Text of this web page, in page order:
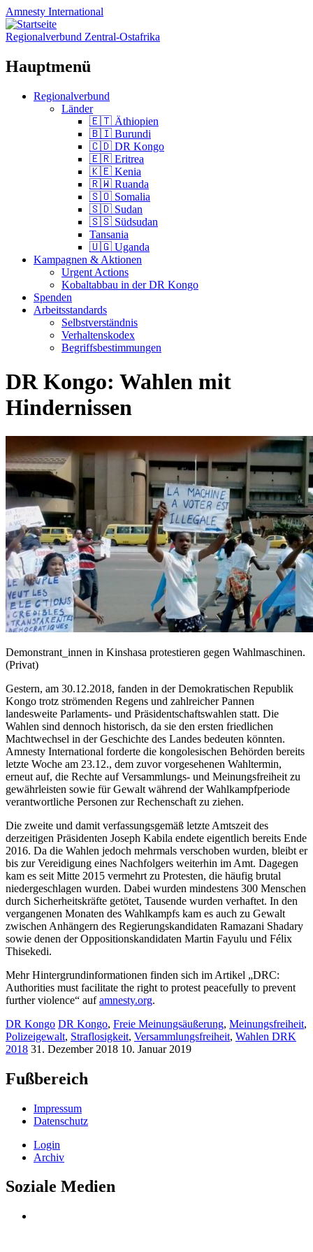
Amnesty International
Regionalverbund Zentral-Ostafrika
Hauptmenü
Zum
Regionalverbund
Länder
🇪🇹 Äthiopien
🇧🇮 Burundi
🇨🇩 DR Kongo
🇪🇷 Eritrea
🇰🇪 Kenia
🇷🇼 Ruanda
🇸🇴 Somalia
🇸🇩 Sudan
🇸🇸 Südsudan
Tansania
🇺🇬 Uganda
Kampagnen & Aktionen
Urgent Actions
Kobaltabbau in der DR Kongo
Spenden
Arbeitsstandards
Selbstverständnis
Verhaltenskodex
Begriffsbestimmungen
DR Kongo: Wahlen mit
Hindernissen
Demonstrant_innen in Kinshasa protestieren gegen Wahlmaschinen.
(Privat)
Gestern, am 30.12.2018, fanden in der Demokratischen Republik
Kongo trotz strömenden Regens und zahlreicher Pannen
landesweite Parlaments- und Präsidentschaftswahlen statt. Die
Wahlen sind dennoch historisch, da sie den ersten friedlichen
Machtwechsel in der Geschichte des Landes bedeuten könnten.
Amnesty International forderte die kongolesischen Behörden bereits
letzte Woche am 23.12., dem zuvor vorgesehenen Wahltermin,
erneut auf, die Rechte auf Versammlungs- und Meinungsfreiheit zu
gewährleisten sowie für Gewalt während der Wahlkampfperiode
verantwortliche Personen zur Rechenschaft zu ziehen.
Die zweite und damit verfassungsgemäß letzte Amtszeit des
derzeitigen Präsidenten Joseph Kabila endete eigentlich bereits Ende
2016. Da die Wahlen jedoch mehrmals verschoben wurden, bleibt er
bis zur Vereidigung eines Nachfolgers weiterhin im Amt. Dagegen
kam es seit Mitte 2015 vermehrt zu Protesten, die häufig brutal
niedergeschlagen wurden. Dabei wurden mindestens 300 Menschen
durch Sicherheitskräfte getötet, Tausende wurden verhaftet. In den
vergangenen Monaten des Wahlkampfs kam es auch zu Gewalt
zwischen Anhängern des Regierungskandidaten Ramazani Shadary
sowie denen der Oppositionskandidaten Martin Fayulu und Félix
Thisekedi.
Mehr Hintergrundinformationen finden sich im Artikel „DRC:
Authorities must facilitate the right to protest peacefully to prevent
further violence“ aufamnesty.org.
DR Kongo DR Kongo, Freie Meinungsäußerung, Meinungsfreiheit,
Polizeigewalt, Straflosigkeit, Versammlungsfreiheit, Wahlen DRK
2018 31. Dezember 2018 10. Januar 2019
Fußbereich
Impressum
Datenschutz
Login
Archiv
Soziale Medien